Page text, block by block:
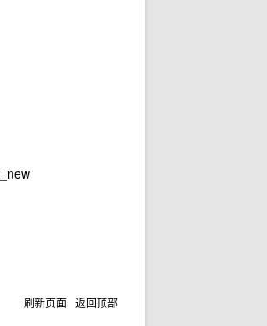
刷新页面 返回顶部